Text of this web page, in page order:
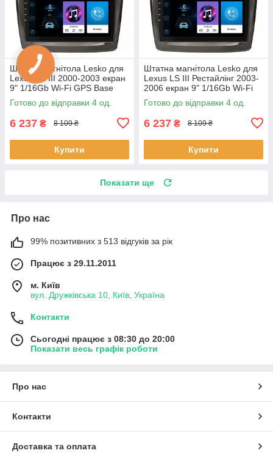
Штатна магнітола Lesko для
Lexus LS III 2000-2003 екран
9" 1/16Gb Wi-Fi GPS Base
Лексус 4 шт.
Готово до відправки 4 од.
6 237 ₴ 8 109 ₴
Купити
Штатна магнітола Lesko для
Lexus LS III Рестайлінг 2003-
2006 екран 9" 1/16Gb Wi-Fi
GPS Base 4 шт.
Готово до відправки 4 од.
6 237 ₴ 8 109 ₴
Купити
Показати ще
Про нас
99% позитивних з 513 відгуків за рік
Працює з 29.11.2011
м. Київ
вул. Дружківська 10, Київ, Україна
Контакти
Сьогодні працює з 08:30 до 20:00
Показати весь графік роботи
Про нас
Контакти
Доставка та оплата